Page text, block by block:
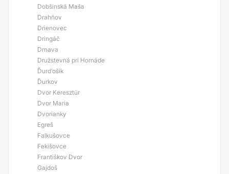
Dobšinská Maša
Drahňov
Drienovec
Dringáč
Drnava
Družstevná pri Hornáde
Ďurd’ošík
Ďurkov
Dvor Keresztúr
Dvor Maria
Dvorianky
Egreš
Falkušovce
Fekišovce
Františkov Dvor
Gajdoš